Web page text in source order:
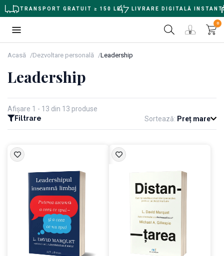
TRANSPORT GRATUIT ≥ 150 LEI LIVRARE DIGITALĂ
0
Acasă Dezvoltare personală Leadership
Leadership
Afișare 1 - 13 din 13 produse
Filtrare
Sortează: Preț mare